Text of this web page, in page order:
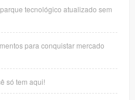
tecnológico atualizado sem
para conquistar mercado
só tem aqui!